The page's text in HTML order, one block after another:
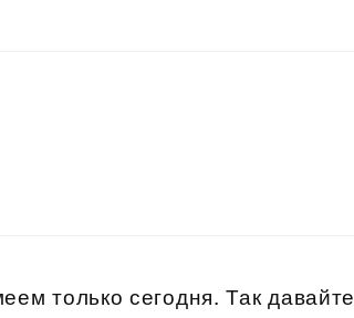
только сегодня. Так давайте